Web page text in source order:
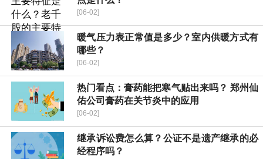
[06-02]
暖气压力表正常值是多少？室内供暖方式有
哪些？
[06-02]
热门看点：膏药能把寒气贴出来吗？ 郑州仙
佑公司膏药在关节炎中的应用
[06-02]
继承诉讼费怎么算？公证不是遗产继承的必
经程序吗？